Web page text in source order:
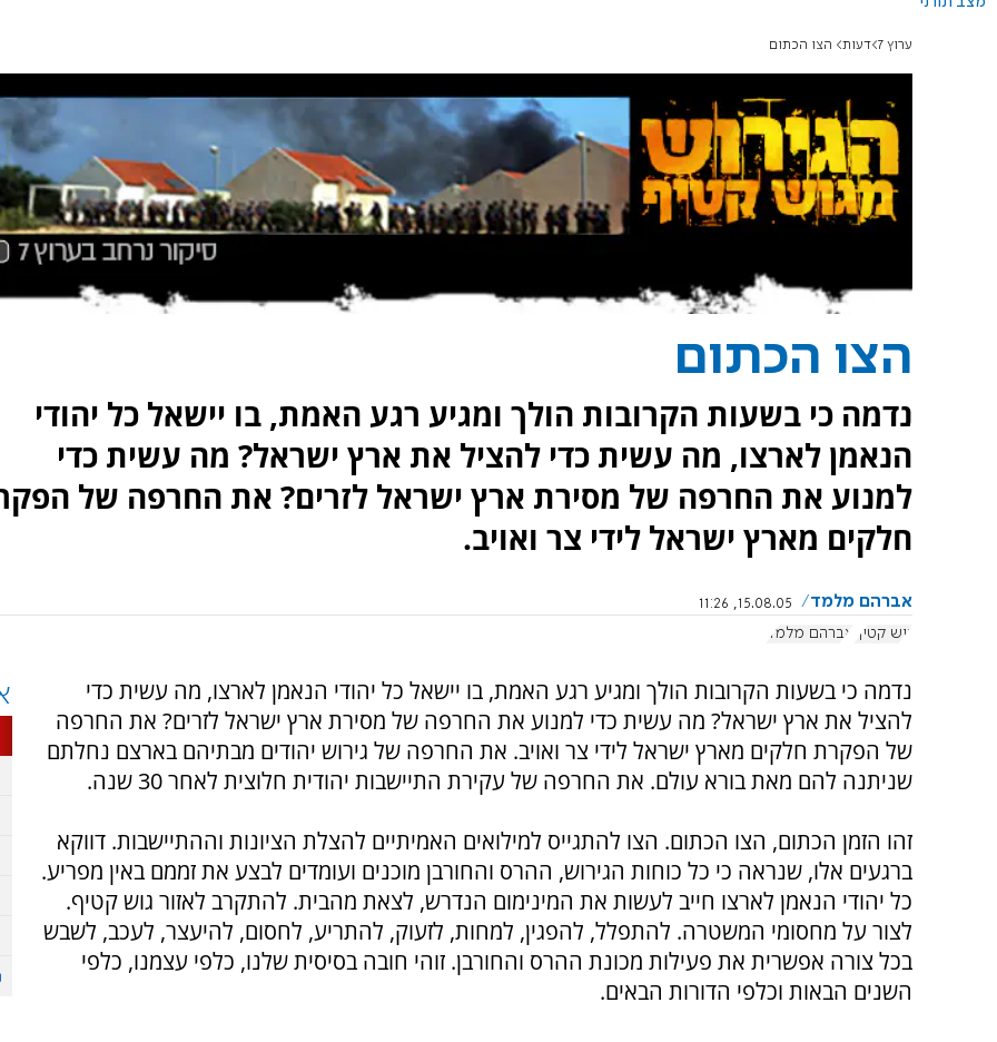
ערוץ 7 דעות הצו הכתום
הצו הכתום
נדמה כי בשעות הקרובות הולך ומגיע רגע האמת, בו יישאל כל יהודי
הנאמן לארצו, מה עשית כדי להציל את ארץ ישראל? מה עשית כדי
למנוע את החרפה של מסירת ארץ ישראל לזרים? את החרפה של
חלקים מארץ ישראל לידי צר ואויב.
אברהם מלמד
15.08.05, 11:26
גוש קטיף
אברהם מלמד
נדמה כי בשעות הקרובות הולך ומגיע רגע האמת, בו יישאל כל יהודי הנאמן לארצו, מה עשית כדי
להציל את ארץ ישראל? מה עשית כדי למנוע את החרפה של מסירת ארץ ישראל לזרים? את החרפה
של הפקרת חלקים מארץ ישראל לידי צר ואויב. את החרפה של גירוש יהודים מבתיהם בארצם נחלתם
שניתנה להם מאת בורא עולם. את החרפה של עקירת התיישבות יהודית חלוצית לאחר 30 שנה.
זהו הזמן הכתום, הצו הכתום. הצו להתגייס למילואים האמיתיים להצלת הציונות וההתיישבות. דווקא
ברגעים אלו, שנראה כי כל כוחות הגירוש, ההרס והחורבן מוכנים ועומדים לבצע את זממם באין מפריע.
כל יהודי הנאמן לארצו חייב לעשות את המינימום הנדרש, לצאת מהבית. להתקרב לאזור גוש קטיף.
לצור על מחסומי המשטרה. להתפלל, להפגין, למחות, לזעוק, להתריע, לחסום, להיעצר, לעכב, לשבש
בכל צורה אפשרית את פעילות מכונת ההרס והחורבן. זוהי חובה בסיסית שלנו, כלפי עצמנו, כלפי
השנים הבאות וכלפי הדורות הבאים.